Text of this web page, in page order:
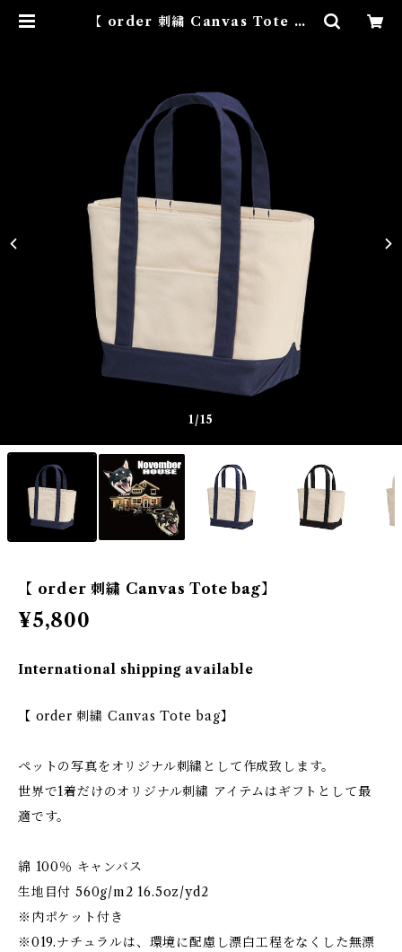
【 order 刺繍 Canvas Tote ba
1/15
【 order 刺繍 Canvas Tote bag】
¥5,800
International shipping available
【 order 刺繍 Canvas Tote bag】
ペットの写真をオリジナル刺繍として作成致します。
世界で1着だけのオリジナル刺繍 アイテムはギフトとして最
適です。
綿 100％ キャンバス
生地目付 560g/m2 16.5oz/yd2
※内ポケット付き
※019.ナチュラルは、環境に配慮し漂白工程をなくした無漂